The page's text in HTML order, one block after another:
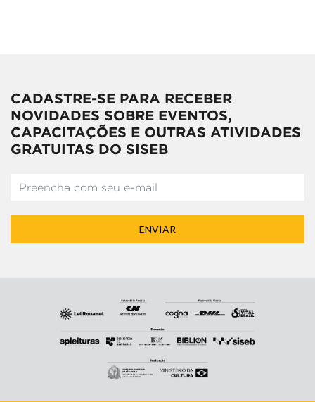
CADASTRE-SE PARA RECEBER
NOVIDADES SOBRE EVENTOS,
CAPACITAÇÕES E OUTRAS ATIVIDADES
GRATUITAS DO SISEB
ENVIAR